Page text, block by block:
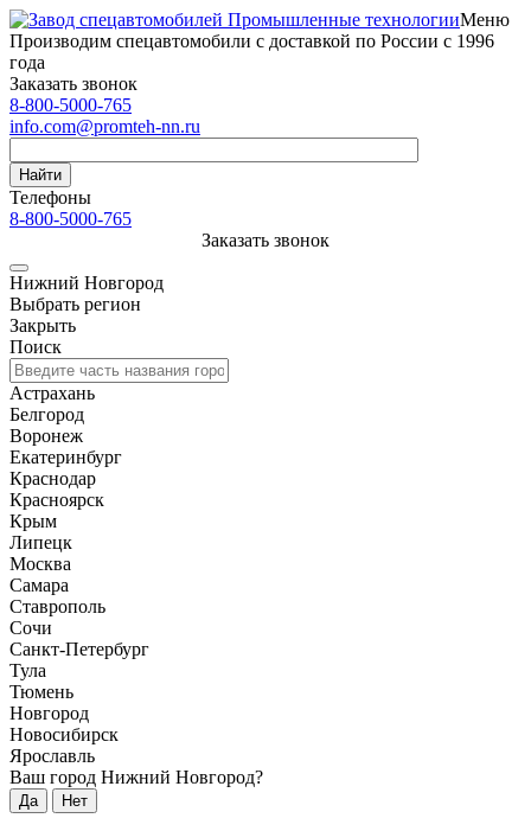
Меню
Производим спецавтомобили с доставкой по России с 1996
года
Заказать звонок
8-800-5000-765
info.com@promteh-nn.ru
Найти
Телефоны
8-800-5000-765
Заказать звонок
Нижний Новгород
Выбрать регион
Закрыть
Поиск
Астрахань
Белгород
Воронеж
Екатеринбург
Краснодар
Красноярск
Крым
Липецк
Москва
Самара
Ставрополь
Сочи
Санкт-Петербург
Тула
Тюмень
Новгород
Новосибирск
Ярославль
Ваш город Нижний Новгород?
Да Нет